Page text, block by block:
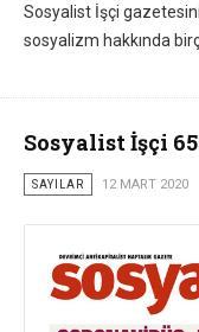
Sosyalist İşçi
sosyalizm hakkında
Sosyalist İşçi
SAYILAR 12 MART 2020